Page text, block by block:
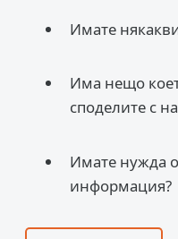
Имате
Има нещо
споделите с
Имате нужда
информация?